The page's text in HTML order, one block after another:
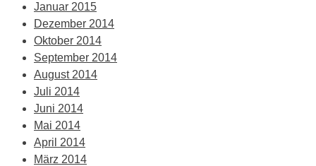
Januar 2015
Dezember 2014
Oktober 2014
September 2014
August 2014
Juli 2014
Juni 2014
Mai 2014
April 2014
März 2014